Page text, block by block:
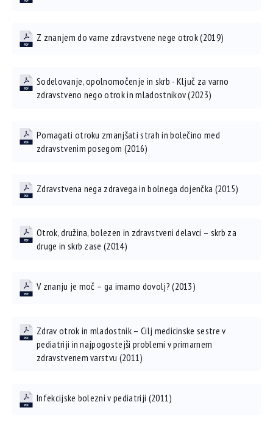
Z znanjem do varne zdravstvene nege otrok (2019)
Sodelovanje, opolnomočenje in skrb - Ključ za varno
zdravstveno nego otrok in mladostnikov (2023)
Pomagati otroku zmanjšati strah in bolečino med
zdravstvenim posegom (2016)
Zdravstvena nega zdravega in bolnega dojenčka (2015)
Otrok, družina, bolezen in zdravstveni delavci – skrb za
druge in skrb zase (2014)
V znanju je moč – ga imamo dovolj? (2013)
Zdrav otrok in mladostnik – Cilj medicinske sestre v
pediatriji in najpogostejši problemi v primarnem
zdravstvenem varstvu (2011)
Infekcijske bolezni v pediatriji (2011)